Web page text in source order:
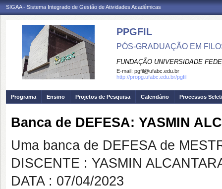
SIGAA - Sistema Integrado de Gestão de Atividades Acadêmicas
PPGFIL
PÓS-GRADUAÇÃO EM
FUNDAÇÃO UNIVERSIDADE
E-mail: pgfil@ufabc.edu.br
http://propg.ufabc.edu.br/pgfil
Programa Ensino Projetos de Pesquisa Calendário Processos
Banca de DEFESA: YASMIN
Uma banca de DEFESA de
DISCENTE : YASMIN
DATA : 07/04/2023